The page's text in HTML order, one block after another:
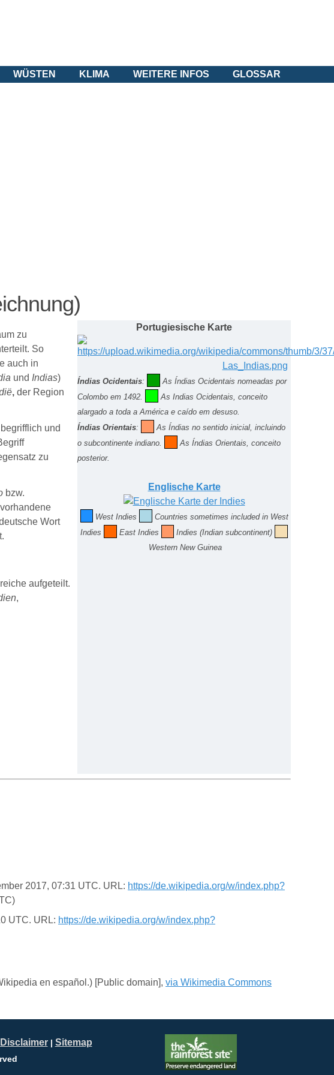
WÜSTEN KLIMA WEITERE INFOS GLOSSAR
zu
So
auch in
und Indias)
, der Region
und
zu
bzw.
Wort
aufgeteilt.
,
Portugiesische Karte
Índias Ocidentais: As Índias Ocidentais nomeadas por
Colombo em 1492.
As Indias Ocidentais, conceito
alargado a toda a América e caído em desuso.
Índias Orientais: As Índias no sentido inicial, incluindo
o subcontinente indiano.
As Índias Orientais, conceito
posterior.
Englische Karte
West Indies
Countries sometimes included in West
Indies
East Indies
Indies (Indian subcontinent)
Western New Guinea
2017, 07:31 UTC. URL: https://de.wikipedia.org/w/index.php?
UTC. URL: https://de.wikipedia.org/w/index.php?
en español.) [Public domain], via Wikimedia Commons
Disclaimer| Sitemap